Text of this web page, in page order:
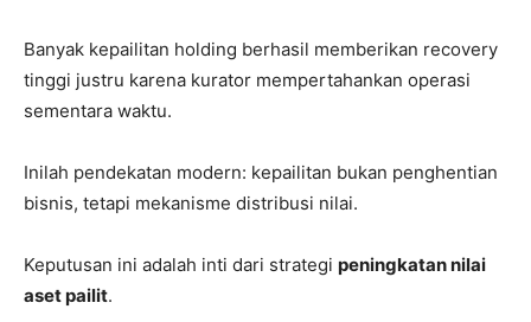
Banyak kepailitan holding berhasil memberikan recovery
tinggi justru karena kurator mempertahankan operasi
sementara waktu.
Inilah pendekatan modern: kepailitan bukan penghentian
bisnis, tetapi mekanisme distribusi nilai.
Keputusan ini adalah inti dari strategi peningkatan nilai
aset pailit.